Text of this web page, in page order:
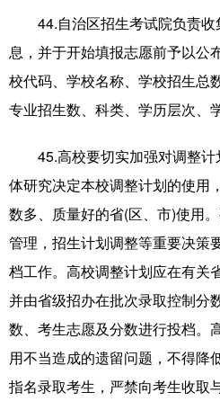
44.自治区招生考试院负责收
息，并于开始填报志愿前予以公
校代码、学校名称、学校招生总
专业招生数、科类、学历层次、
45.高校要切实加强对调整计
体研究决定本校调整计划的使用
数多、质量好的省(区、市)使用
管理，招生计划调整等重要决策
档工作。高校调整计划应在有关
并由省级招办在批次录取控制分
数、考生志愿及分数进行投档。
用不当造成的遗留问题，不得降
指名录取考生，严禁向考生收取